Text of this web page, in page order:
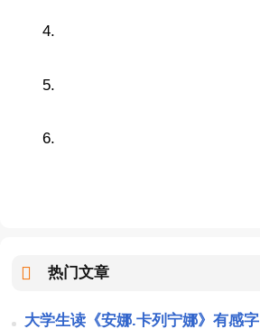
4.
5.
6.
热门文章
大学生读《安娜.卡列宁娜》有感字